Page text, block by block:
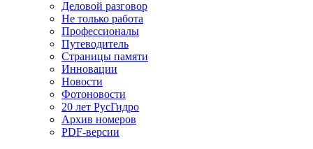
Деловой разговор
Не только работа
Профессионалы
Путеводитель
Страницы памяти
Инновации
Новости
Фотоновости
20 лет РусГидро
Архив номеров
PDF-версии